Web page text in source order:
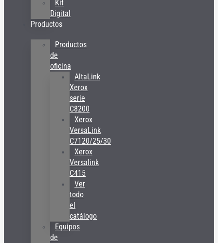
Kit
Digital
Productos
Productos
de
oficina
AltaLink
Xerox
serie
C8200
Xerox
VersaLink
C7120/25/30
Xerox
Versalink
C415
Ver
todo
el
catálogo
Equipos
de